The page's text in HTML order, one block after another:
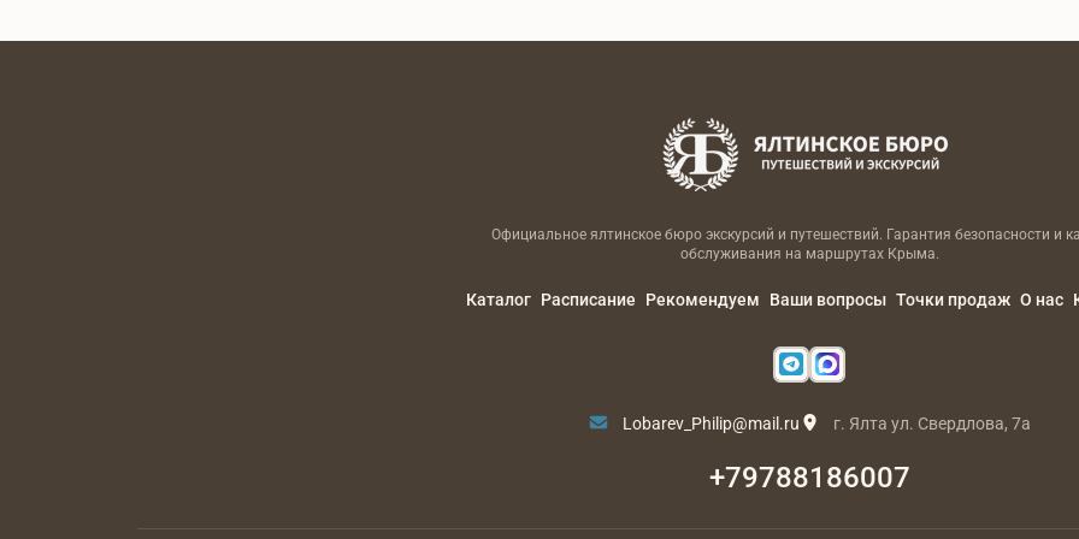
Официальное ялтинское бюро экскурсий и путешествий. Гарантия безопасности и
обслуживания на маршрутах Крыма.
Каталог Расписание Рекомендуем Ваши вопросы Точки продаж О нас
Lobarev_Philip@mail.ru г. Ялта ул. Свердлова, 7а
+79788186007